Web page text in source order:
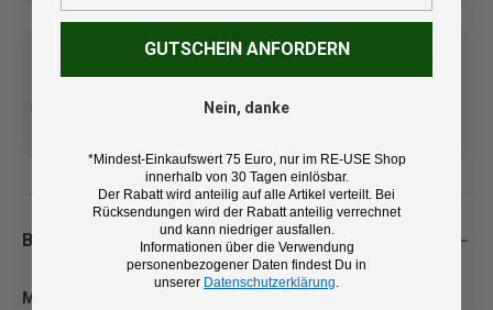
Kostenlose Lieferung ab 100
14 Tage Rückgaberecht und
Beschreibung
Marke:
GUTSCHEIN ANFORDERN
Nein, danke
*Mindest-Einkaufswert 75 Euro, nur im RE-USE Shop
innerhalb von 30 Tagen einlösbar.
Der Rabatt wird anteilig auf alle Artikel verteilt. Bei
Rücksendungen wird der Rabatt anteilig verrechnet
und kann niedriger ausfallen.
Informationen über die Verwendung
personenbezogener Daten findest Du in
unserer Datenschutzerklärung.